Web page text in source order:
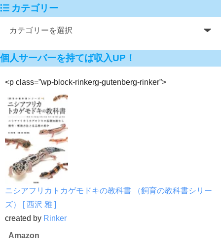
カテゴリー
個人サーバーを持てば収入UP！
<p class=”wp-block-rinkerg-gutenberg-rinker”>
ニシアフリカトカゲモドキの教科書 （飼育の教科書シリー
ズ） [ 西沢 雅 ]
created by Rinker
Amazon